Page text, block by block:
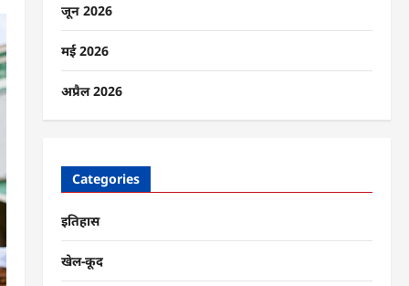
जून 2026
मई 2026
अप्रैल 2026
Categories
इतिहास
खेल-कूद